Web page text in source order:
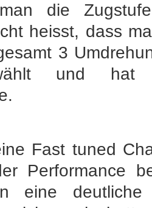
die
heisst, dass
3
und hat
Fast tuned
Performance
eine